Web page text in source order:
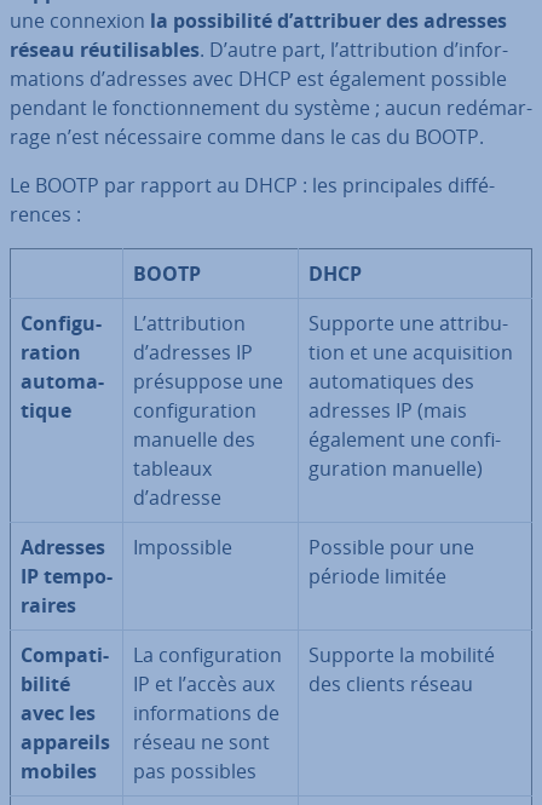
une connexion la pos­si­bi­lité d’attribuer des adresses
réseau réu­ti­li­sables. D’autre part, l’at­tri­bu­tion d’in­for­
ma­tions d’adresses avec DHCP est également possible
pendant le fonc­tion­ne­ment du système ; aucun re­dé­mar­
rage n’est né­ces­saire comme dans le cas du BOOTP.
Le BOOTP par rapport au DHCP : les prin­ci­pales dif­fé­
rences :
BOOTP
DHCP
Con­fi­gu­
ra­tion
au­to­ma­
tique
L’at­tri­bu­tion
d’adresses IP
pré­sup­pose une
con­fi­gu­ra­tion
manuelle des
tableaux
d’adresse
Supporte une at­tri­bu­
tion et une ac­qui­si­tion
au­to­ma­tiques des
adresses IP (mais
également une con­fi­
gu­ra­tion manuelle)
Adresses
IP tem­po­
raires
Im­pos­sible
Possible pour une
période limitée
Com­pa­ti­
bi­lité
avec les
appareils
mobiles
La con­fi­gu­ra­tion
IP et l’accès aux
in­for­ma­tions de
réseau ne sont
pas possibles
Supporte la mobilité
des clients réseau